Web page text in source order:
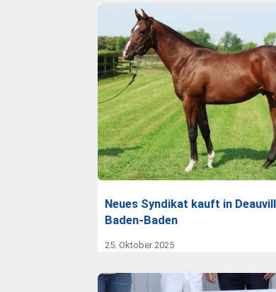
Neues Syndikat kauft in
Baden-Baden
25. Oktober 2025